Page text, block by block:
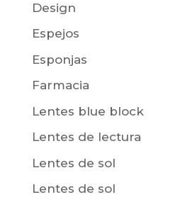
Design
Espejos
Esponjas
Farmacia
Lentes blue block
Lentes de lectura
Lentes de sol
Lentes de sol